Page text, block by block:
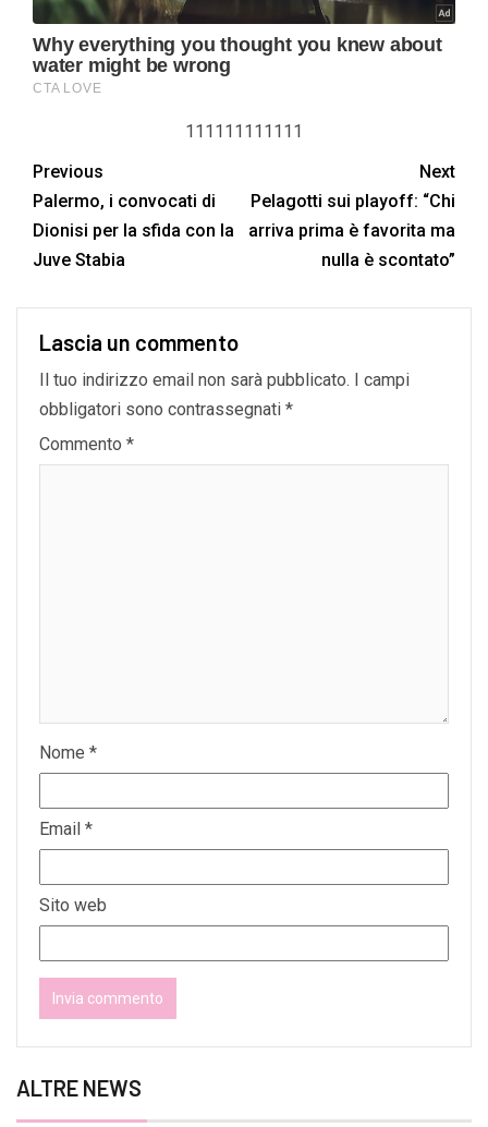
111111111111
Previous
Palermo, i convocati di
Dionisi per la sfida con la
Juve Stabia
Next
Pelagotti sui playoff: “Chi
arriva prima è favorita ma
nulla è scontato”
Lascia un commento
Il tuo indirizzo email non sarà pubblicato.
I campi
obbligatori sono contrassegnati *
Commento *
Nome *
Email *
Sito web
ALTRE NEWS